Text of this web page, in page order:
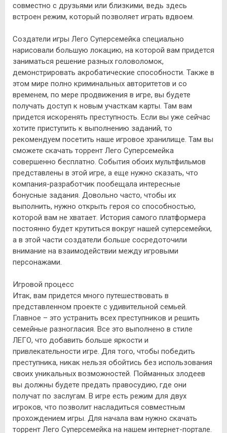
совместно с друзьями или близкими, ведь здесь
встроен режим, который позволяет играть вдвоем.
Создатели игры Лего Суперсемейка специально
нарисовали большую локацию, на которой вам придется
заниматься решение разных головоломок,
демонстрировать акробатические способности. Также в
этом мире полно криминальных авторитетов и со
временем, по мере продвижения в игре, вы будете
получать доступ к новым участкам карты. Там вам
придется искоренять преступность. Если вы уже сейчас
хотите приступить к выполнению заданий, то
рекомендуем посетить наше игровое хранилище. Там вы
сможете скачать торрент Лего Суперсемейка
совершенно бесплатно. События обоих мультфильмов
представлены в этой игре, а еще нужно сказать, что
компания-разработчик пообещала интересные
бонусные задания. Довольно часто, чтобы их
выполнить, нужно открыть героя со способностью,
которой вам не хватает. История самого платформера
постоянно будет крутиться вокруг нашей суперсемейки,
а в этой части создатели больше сосредоточили
внимание на взаимодействии между игровыми
персонажами.
Игровой процесс
Итак, вам придется много путешествовать в
представленном проекте с удивительной семьей.
Главное – это устранить всех преступников и решить
семейные разногласия. Все это выполнено в стиле
ЛЕГО, что добавить больше яркости и
привлекательности игре. Для того, чтобы победить
преступника, никак нельзя обойтись без использования
своих уникальных возможностей. Пойманных злодеев
вы должны будете предать правосудию, где они
получат по заслугам. В игре есть режим для двух
игроков, что позволит насладиться совместным
прохождением игры. Для начала вам нужно скачать
торрент Лего Суперсемейка на нашем интернет-портале.